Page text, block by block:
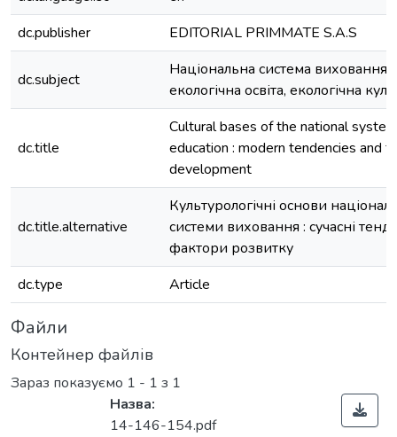
dc.publisher
EDITORIAL PRIMMATE S.A.S
dc.subject
Національна система виховання,
екологічна освіта, екологічна
dc.title
Cultural bases of the national
education : modern tendencies and
development
dc.title.alternative
Культурологічні основи
системи виховання : сучасні
фактори розвитку
dc.type
Article
Файли
Контейнер файлів
Зараз показуємо 1 - 1 з 1
Назва:
14-146-154.pdf